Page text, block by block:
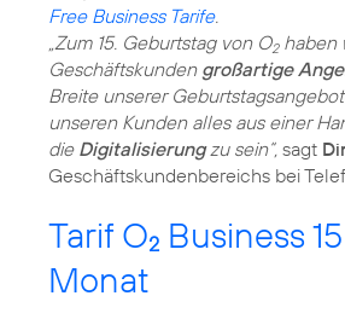
Free Business Tarife.
„Zum 15. Geburtstag von O2haben
Geschäftskunden großartige
Breite unserer
unseren Kunden alles aus einer
die Digitalisierungzu sein“, sagt
Geschäftskundenbereichs bei
Tarif O2 Business
Monat